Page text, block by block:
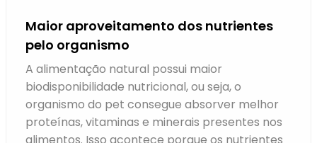
Maior aproveitamento dos nutrientes
pelo organismo
A alimentação natural possui maior
biodisponibilidade nutricional, ou seja, o
organismo do pet consegue absorver melhor
proteínas, vitaminas e minerais presentes nos